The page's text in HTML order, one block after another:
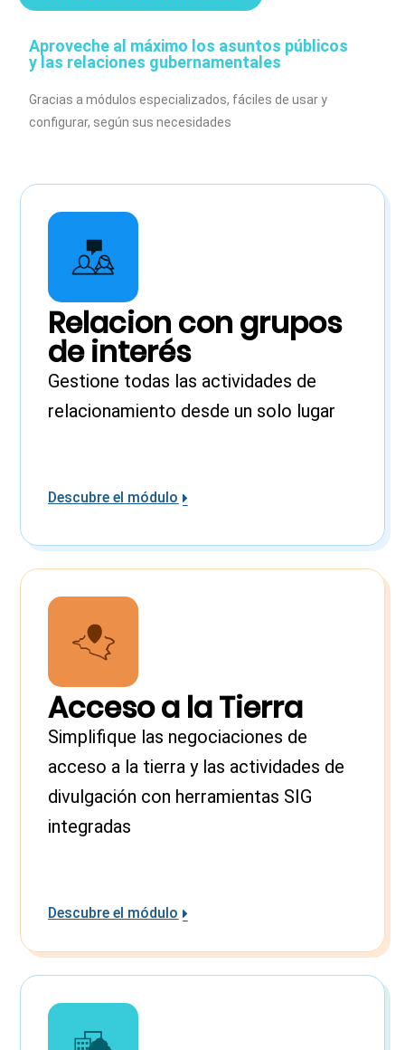
Aproveche al máximo los asuntos públicos
y las relaciones gubernamentales
Gracias a módulos especializados, fáciles de usar y
configurar, según sus necesidades
Relacion con grupos
de interés
Gestione todas las actividades de
relacionamiento desde un solo lugar
Descubre el módulo
Acceso a la Tierra
Simplifique las negociaciones de
acceso a la tierra y las actividades de
divulgación con herramientas SIG
integradas
Descubre el módulo